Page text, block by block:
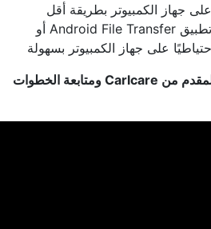
احتياطي لنظام Android على جهاز الكمبيوتر بطريقة أقل
إرهاقًا. يمكنك التحقق من تطبيق Android File Transfer أو
او يمكنك مشاهدة الفيديو المقدم من Carlcare ومتابعة الخطوات